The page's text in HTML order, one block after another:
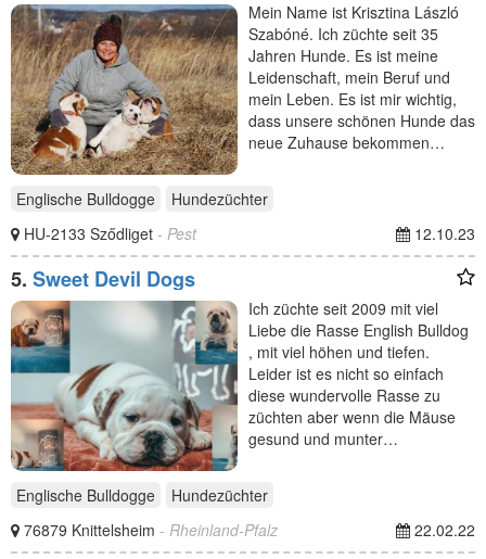
Mein Name ist Krisztina László
Szabóné. Ich züchte seit 35
Jahren Hunde. Es ist meine
Leidenschaft, mein Beruf und
mein Leben. Es ist mir wichtig,
dass unsere schönen Hunde das
neue Zuhause bekommen…
Englische Bulldogge
Hundezüchter
HU-2133 Sződliget - Pest 12.10.23
5. Sweet Devil Dogs
Ich züchte seit 2009 mit viel
Liebe die Rasse English Bulldog
, mit viel höhen und tiefen.
Leider ist es nicht so einfach
diese wundervolle Rasse zu
züchten aber wenn die Mäuse
gesund und munter…
Englische Bulldogge
Hundezüchter
76879 Knittelsheim - Rheinland-Pfalz 22.02.22